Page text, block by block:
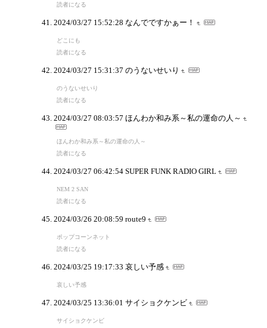
読者になる
2024/03/27 15:52:28 なんでですかぁー！
どこにも
読者になる
2024/03/27 15:31:37 のうないせいり
のうないせいり
読者になる
2024/03/27 08:03:57 ほんわか和み系～私の運命の人～
ほんわか和み系～私の運命の人～
読者になる
2024/03/27 06:42:54 SUPER FUNK RADIO GIRL
NEM 2 SAN
読者になる
2024/03/26 20:08:59 route9
ポップコーンネット
読者になる
2024/03/25 19:17:33 哀しい予感
哀しい予感
2024/03/25 13:36:01 サイショクケンビ
サイショクケンビ